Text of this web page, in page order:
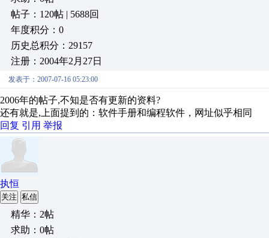
帖子：120帖 | 5688回
年度积分：0
历史总积分：29157
注册：2004年2月27日
发表于：2007-07-16 05:23:00
2006年的帖子,不知是否有更新的资料?
还有就是,上面提到的：软件手册和编程软件，网址似乎相同
回复 引用 举报
执恒
关注 私信
精华：2帖
求助：0帖